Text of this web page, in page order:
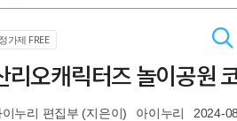
정가제 FREE
리오캐릭터즈 놀이공원
이누리 편집부 (지은이) 아이누리 2024-